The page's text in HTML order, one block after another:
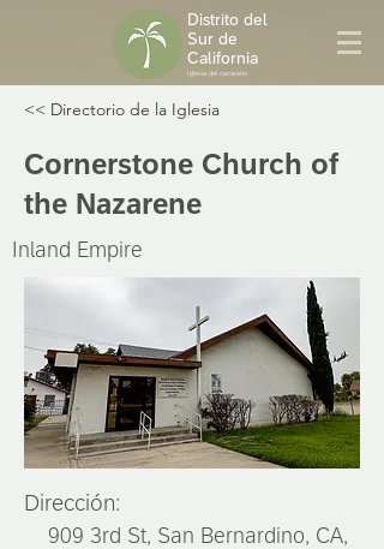
Distrito del
Sur de
California
Iglesia del nazareno
<< Directorio de la Iglesia
Cornerstone Church of
the Nazarene
Inland Empire
Dirección:
909 3rd St, San Bernardino, CA,